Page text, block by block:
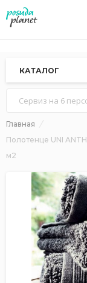
КАТАЛОГ
Сервиз на 6
Главная
Полотенце UNI
м2